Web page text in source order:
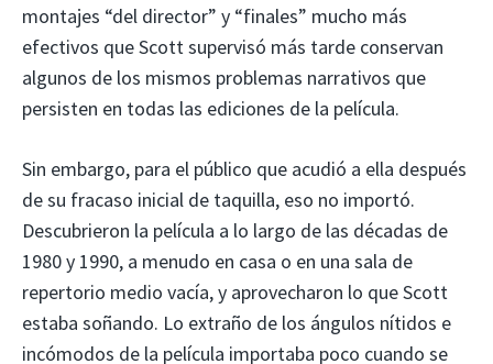
montajes “del director” y “finales” mucho más
efectivos que Scott supervisó más tarde conservan
algunos de los mismos problemas narrativos que
persisten en todas las ediciones de la película.
Sin embargo, para el público que acudió a ella después
de su fracaso inicial de taquilla, eso no importó.
Descubrieron la película a lo largo de las décadas de
1980 y 1990, a menudo en casa o en una sala de
repertorio medio vacía, y aprovecharon lo que Scott
estaba soñando. Lo extraño de los ángulos nítidos e
incómodos de la película importaba poco cuando se